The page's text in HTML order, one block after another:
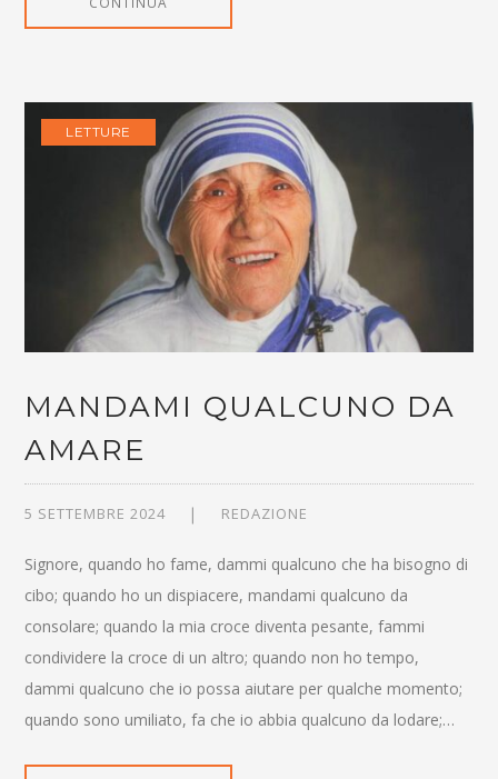
LETTURE
MANDAMI QUALCUNO DA
AMARE
5 SETTEMBRE 2024 REDAZIONE
Signore, quando ho fame, dammi qualcuno che ha bisogno di
cibo; quando ho un dispiacere, mandami qualcuno da
consolare; quando la mia croce diventa pesante, fammi
condividere la croce di un altro; quando non ho tempo,
dammi qualcuno che io possa aiutare per qualche momento;
quando sono umiliato, fa che io abbia qualcuno da lodare;…